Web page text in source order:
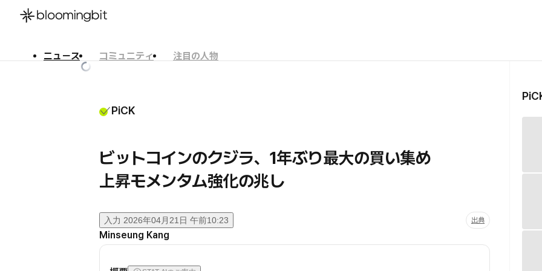
ニュース コミュニティ
注目の人物
PiCK
ビットコインのクジラ、1年ぶり最大の買い集め
上昇モメンタム強化の兆し
入力 2026年04月21日 午前10:23 出典
Minseung Kang